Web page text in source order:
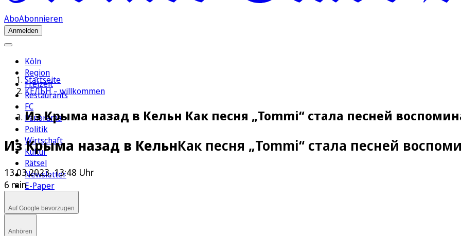
AboAbonnieren
Anmelden
Köln
Region
Freizeit
Restaurants
FC
Panorama
Politik
Wirtschaft
Kultur
Rätsel
Newsletter
E-Paper
Startseite
КЁЛЬН – willkommen
Из Крыма назад в Кельн Как песня „Tommi“ стала песней
Из Крыма назад в КельнКак песня „Tommi“ стала песней
13.03.2023, 13:48 Uhr
6 min
Auf Google bevorzugen
Anhören